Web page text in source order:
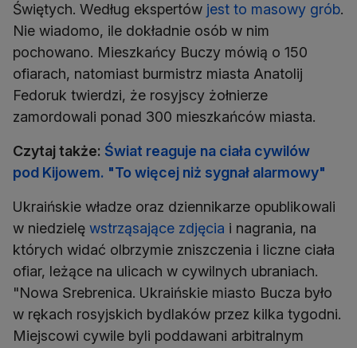
Świętych. Według ekspertów jest to masowy grób.
Nie wiadomo, ile dokładnie osób w nim
pochowano. Mieszkańcy Buczy mówią o 150
ofiarach, natomiast burmistrz miasta Anatolij
Fedoruk twierdzi, że rosyjscy żołnierze
zamordowali ponad 300 mieszkańców miasta.
Czytaj także: Świat reaguje na ciała cywilów
pod Kijowem. "To więcej niż sygnał alarmowy"
Ukraińskie władze oraz dziennikarze opublikowali
w niedzielę wstrząsające zdjęcia i nagrania, na
których widać olbrzymie zniszczenia i liczne ciała
ofiar, leżące na ulicach w cywilnych ubraniach.
"Nowa Srebrenica. Ukraińskie miasto Bucza było
w rękach rosyjskich bydlaków przez kilka tygodni.
Miejscowi cywile byli poddawani arbitralnym